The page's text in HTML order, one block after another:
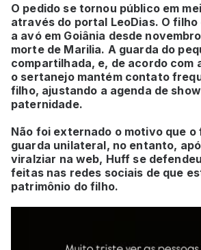
O pedido se tornou público em
através do portal LeoDias. O
a avó em Goiânia desde
morte de Marilia. A guarda do
compartilhada, e, de acordo com
o sertanejo mantém contato
filho, ajustando a agenda de
paternidade.
Não foi externado o motivo que o
guarda unilateral, no entanto,
viralziar na web, Huff se
feitas nas redes sociais de que
patrimônio do filho.